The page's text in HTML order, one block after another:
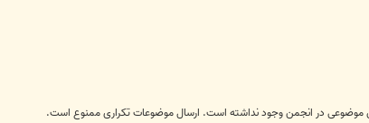
در انجمن وجود نداشته است. ارسال موضوعات تکراری ممنوع است.